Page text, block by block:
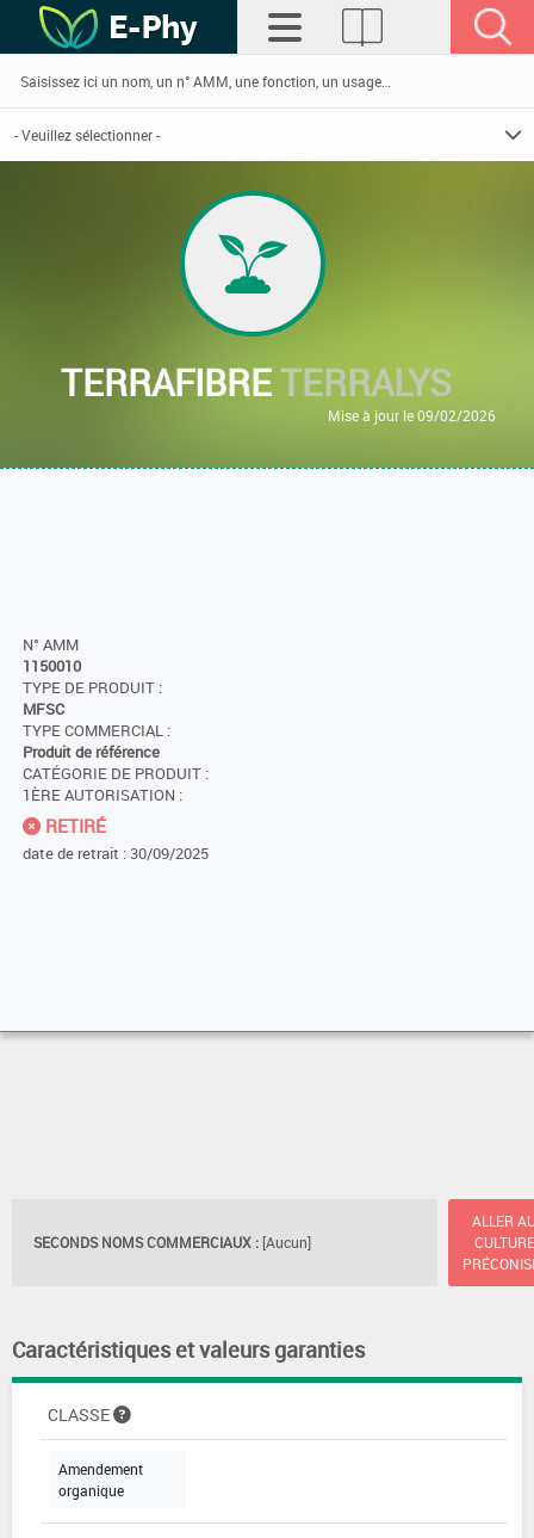
TERRAFIBRETERRALYS
Mise à jour le 09/02/2026
N° AMM
1150010
TYPE DE PRODUIT :
MFSC
TYPE COMMERCIAL :
Produit de référence
CATÉGORIE DE PRODUIT :
1ÈRE AUTORISATION :
RETIRÉ
date de retrait : 30/09/2025
SECONDS NOMS COMMERCIAUX : [Aucun]
ALLER
Caractéristiques et valeurs garanties
CLASSE
Amendement
organique